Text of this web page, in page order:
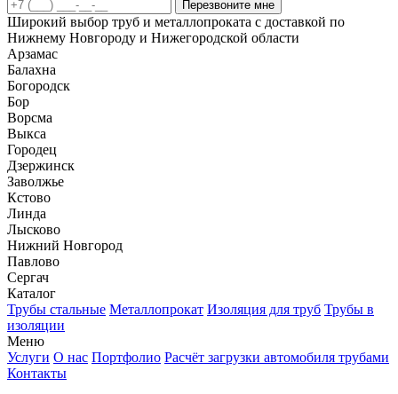
Перезвоните мне
Широкий выбор труб и металлопроката с доставкой по
Нижнему Новгороду и Нижегородской области
Арзамас
Балахна
Богородск
Бор
Ворсма
Выкса
Городец
Дзержинск
Заволжье
Кстово
Линда
Лысково
Нижний Новгород
Павлово
Сергач
Каталог
Трубы стальные Металлопрокат Изоляция для труб Трубы в
изоляции
Меню
Услуги О нас Портфолио Расчёт загрузки автомобиля трубами
Контакты